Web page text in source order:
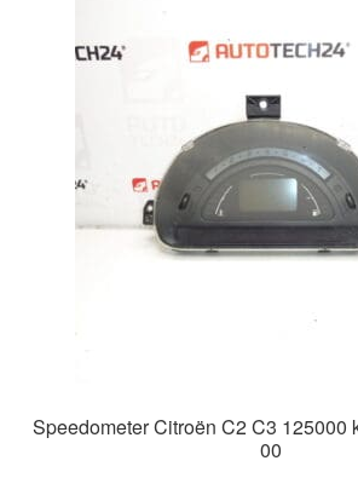
Min Konto
Speedometer Citroën C2 C3 125000
00